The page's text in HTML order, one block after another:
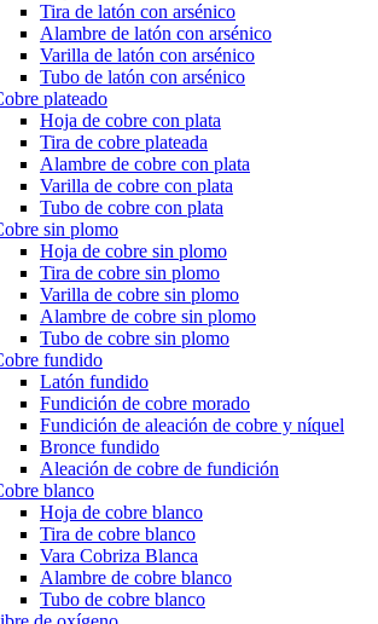
Tira de latón con arsénico
Alambre de latón con arsénico
Varilla de latón con arsénico
Tubo de latón con arsénico
plateado
Hoja de cobre con plata
Tira de cobre plateada
Alambre de cobre con plata
Varilla de cobre con plata
Tubo de cobre con plata
sin plomo
Hoja de cobre sin plomo
Tira de cobre sin plomo
Varilla de cobre sin plomo
Alambre de cobre sin plomo
Tubo de cobre sin plomo
fundido
Latón fundido
Fundición de cobre morado
Fundición de aleación de cobre y níquel
Bronce fundido
Aleación de cobre de fundición
blanco
Hoja de cobre blanco
Tira de cobre blanco
Vara Cobriza Blanca
Alambre de cobre blanco
Tubo de cobre blanco